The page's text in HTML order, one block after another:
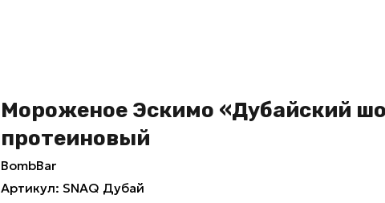
Мороженое Эскимо «Дубайский
протеиновый
BombBar
Артикул: SNAQ Дубай